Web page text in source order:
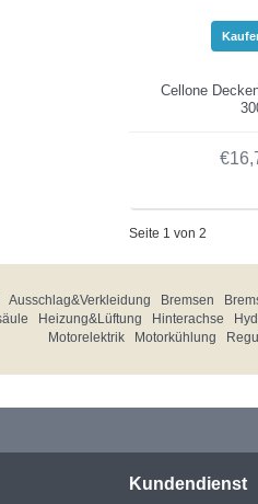
Cellone
Seite 1 von 2
Ausschlag&Verkleidung Bremsen
Heizung&Lüftung Hinterachse
Motorelektrik
Motorkühlung
Kundendienst